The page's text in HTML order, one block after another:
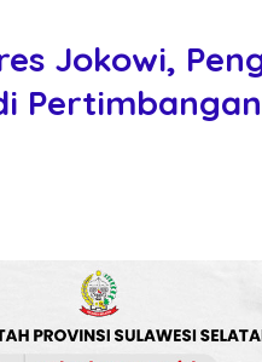
Jokowi,